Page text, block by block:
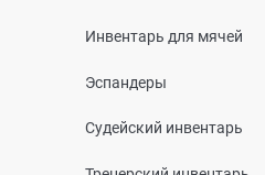
Инвентарь для мячей
Эспандеры
Судейский инвентарь